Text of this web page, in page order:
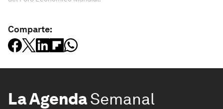
Comparte:
La AgendaSemanal